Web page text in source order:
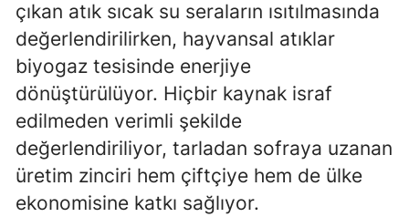
çıkan atık sıcak su seraların ısıtılmasında
değerlendirilirken, hayvansal atıklar
biyogaz tesisinde enerjiye
dönüştürülüyor. Hiçbir kaynak israf
edilmeden verimli şekilde
değerlendiriliyor, tarladan sofraya uzanan
üretim zinciri hem çiftçiye hem de ülke
ekonomisine katkı sağlıyor.